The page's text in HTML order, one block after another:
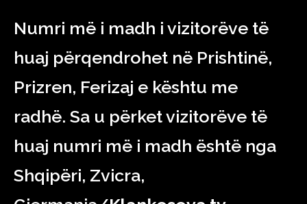
Numri më i madh i vizitorëve të
huaj përqendrohet në Prishtinë,
Prizren, Ferizaj e kështu me
radhë. Sa u përket vizitorëve të
huaj numri më i madh është nga
Shqipëri, Zvicra,